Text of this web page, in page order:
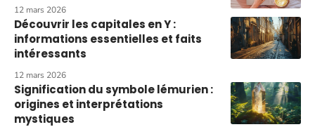
12 mars 2026
Découvrir les capitales en Y :
informations essentielles et faits
intéressants
12 mars 2026
Signification du symbole lémurien :
origines et interprétations
mystiques